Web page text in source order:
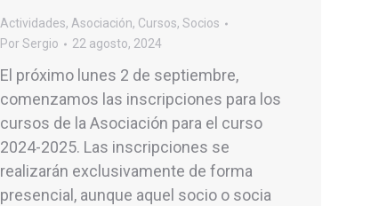
Actividades, Asociación, Cursos, Socios
PorSergio 22 agosto, 2024
El próximo lunes 2 de septiembre,
comenzamos las inscripciones para los
cursos de la Asociación para el curso
2024-2025. Las inscripciones se
realizarán exclusivamente de forma
presencial, aunque aquel socio o socia